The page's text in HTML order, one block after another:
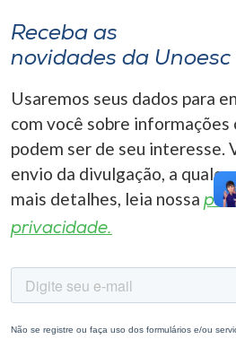
A-
Receba as
novidades da Unoesc
Usaremos seus dados para
com você sobre informações
podem ser de seu interesse.
envio da divulgação, a
mais detalhes, leia nossa
privacidade.